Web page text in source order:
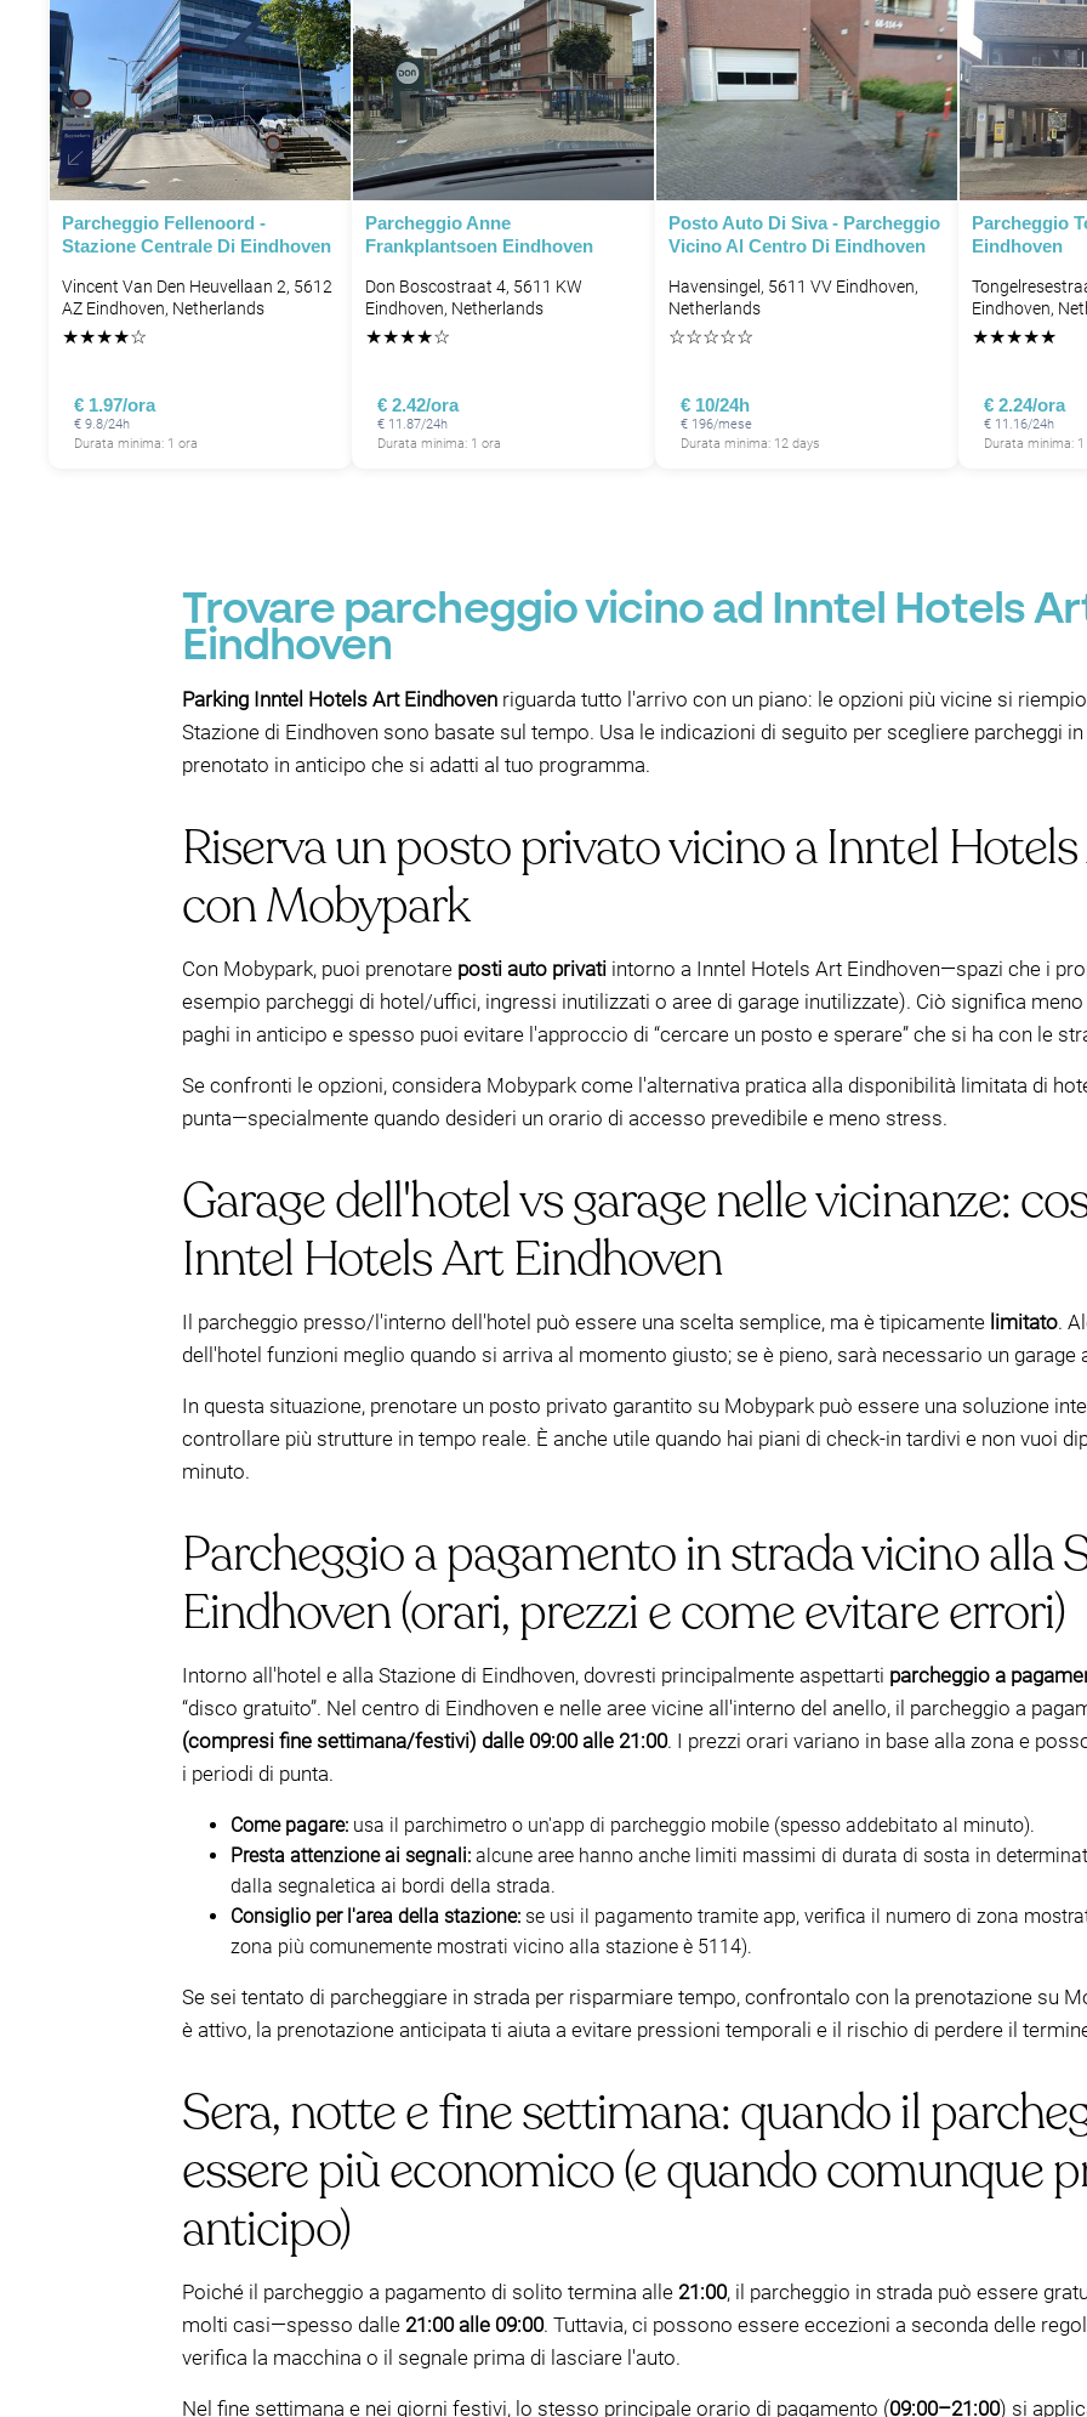
Parcheggio Fellenoord -
Stazione Centrale Di Eindhoven
Vincent Van Den Heuvellaan 2, 5612
AZ Eindhoven, Netherlands
★★★★☆
€ 1.97/ora
€ 9.8/24h
Durata minima: 1 ora
Parcheggio Anne
Frankplantsoen Eindhoven
Don Boscostraat 4, 5611 KW
Eindhoven, Netherlands
★★★★☆
€ 2.42/ora
€ 11.87/24h
Durata minima: 1 ora
Posto Auto Di Siva - Parcheggio
Vicino Al Centro Di Eindhoven
Havensingel, 5611 VV Eindhoven,
Netherlands
☆☆☆☆☆
€ 10/24h
€ 196/mese
Durata minima: 12 days
Parcheggio
Eindhoven
Eindhoven,
★★★★★
€ 2.24/ora
€ 11.16/24h
Durata minima: 1
Trovare parcheggio vicino ad Inntel Hotels
Eindhoven
Parking Inntel Hotels Art Eindhoven riguarda tutto l'arrivo con un piano: le opzioni più vicine si
Stazione di Eindhoven sono basate sul tempo. Usa le indicazioni di seguito per scegliere parcheggi
prenotato in anticipo che si adatti al tuo programma.
Riserva un posto privato vicino a Inntel
con Mobypark
Con Mobypark, puoi prenotare posti auto privati intorno a Inntel Hotels Art Eindhoven—spazi che i
esempio parcheggi di hotel/uffici, ingressi inutilizzati o aree di garage inutilizzate). Ciò significa
paghi in anticipo e spesso puoi evitare l'approccio di “cercare un posto e sperare” che si ha con le
Se confronti le opzioni, considera Mobypark come l'alternativa pratica alla disponibilità limitata di
punta—specialmente quando desideri un orario di accesso prevedibile e meno stress.
Garage dell'hotel vs garage nelle vicinanze:
Inntel Hotels Art Eindhoven
Il parcheggio presso/l'interno dell'hotel può essere una scelta semplice, ma è tipicamente limitato.
dell'hotel funzioni meglio quando si arriva al momento giusto; se è pieno, sarà necessario un garage
In questa situazione, prenotare un posto privato garantito su Mobypark può essere una soluzione
controllare più strutture in tempo reale. È anche utile quando hai piani di check-in tardivi e non vuoi
minuto.
Parcheggio a pagamento in strada vicino alla
Eindhoven (orari, prezzi e come evitare errori)
Intorno all'hotel e alla Stazione di Eindhoven, dovresti principalmente aspettarti parcheggio a
“disco gratuito”. Nel centro di Eindhoven e nelle aree vicine all'interno del anello, il parcheggio a
(compresi fine settimana/festivi) dalle 09:00 alle 21:00. I prezzi orari variano in base alla zona e
i periodi di punta.
Come pagare: usa il parchimetro o un'app di parcheggio mobile (spesso addebitato al minuto).
Presta attenzione ai segnali: alcune aree hanno anche limiti massimi di durata di sosta in
dalla segnaletica ai bordi della strada.
Consiglio per l'area della stazione: se usi il pagamento tramite app, verifica il numero di zona
zona più comunemente mostrati vicino alla stazione è 5114).
Se sei tentato di parcheggiare in strada per risparmiare tempo, confrontalo con la prenotazione su
è attivo, la prenotazione anticipata ti aiuta a evitare pressioni temporali e il rischio di perdere il
Sera, notte e fine settimana: quando il
essere più economico (e quando comunque
anticipo)
Poiché il parcheggio a pagamento di solito termina alle 21:00, il parcheggio in strada può essere
molti casi—spesso dalle 21:00 alle 09:00. Tuttavia, ci possono essere eccezioni a seconda delle
verifica la macchina o il segnale prima di lasciare l'auto.
Nel fine settimana e nei giorni festivi, lo stesso principale orario di pagamento (09:00–21:00) si